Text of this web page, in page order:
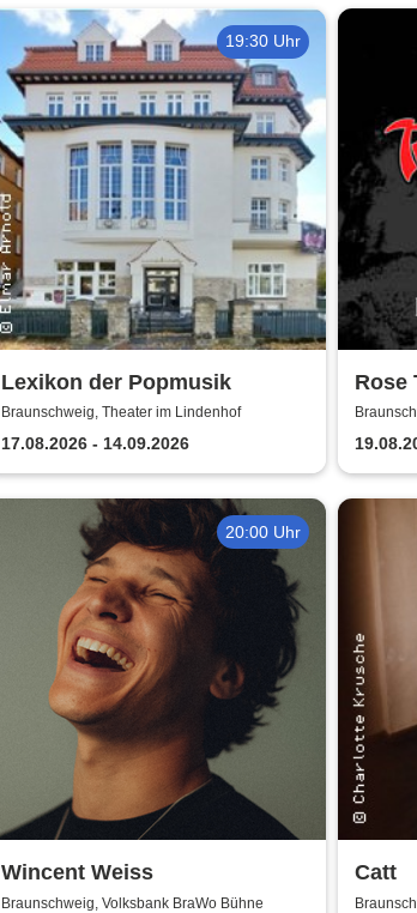
19:30 Uhr
Lexikon der Popmusik
Braunschweig, Theater im Lindenhof
17.08.2026 - 14.09.2026
Rose
20:00 Uhr
Wincent Weiss
Braunschweig, Volksbank BraWo Bühne
Catt